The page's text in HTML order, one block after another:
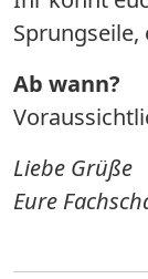
Sprungseile,
Ab wann?
Liebe Grüße
Eure